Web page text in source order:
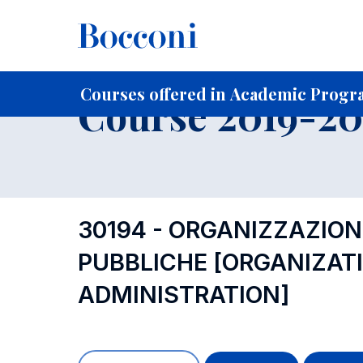
Courses offered in Academic
Home For current Students
Course 2019-
30194 -
PUBBLICHE
ADMINISTRATION]